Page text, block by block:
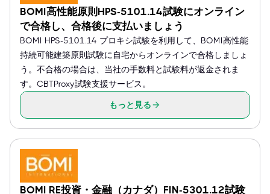
BOMI高性能原則HPS-5101.14試験にオンライン
で合格し、合格後に支払いましょう
BOMI HPS-5101.14 プロキシ試験を利用して、BOMI高性能
持続可能建築原則試験に自宅からオンラインで合格しましょ
う。不合格の場合は、当社の手数料と試験料が返金されま
す。CBTProxy試験支援サービス。
もっと見る
BOMI RE投資・金融（カナダ）FIN-5301.12試験